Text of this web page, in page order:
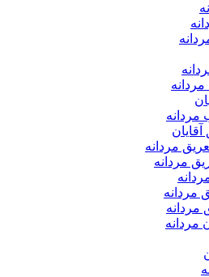
مردانه
مردانه
مردانه
مردانه
مردانه